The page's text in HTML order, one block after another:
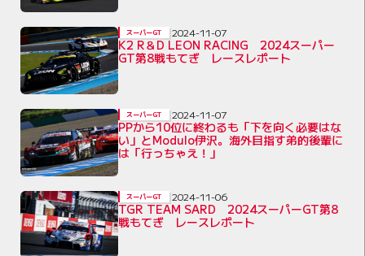
K2 R＆D LEON RACING 2024スーパー
GT第8戦もてぎ レースレポート
スーパーGT 2024-11-07
PPから10位に終わるも「下を向く必要はな
い」とModulo伊沢。海外目指す弟的後輩に
は「行っちゃえ！」
スーパーGT 2024-11-07
TGR TEAM SARD 2024スーパーGT第8
戦もてぎ レースレポート
スーパーGT 2024-11-06